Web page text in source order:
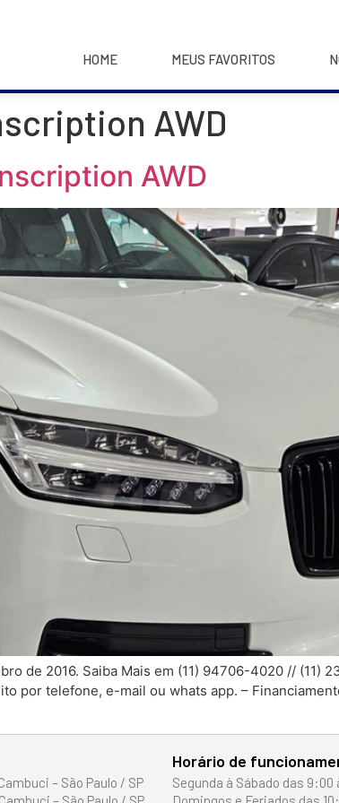
HOME
MEUS FAVORITOS
AWD
AWD
de 2016. Saiba Mais em (11) 94706-4020 // (11)
por telefone, e-mail ou whats app. –
– São Paulo / SP
Horário de
Segunda à Sábado das 9:00